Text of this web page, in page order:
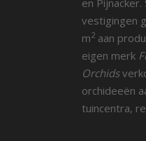
vestigingen
m2 aan
eigen merk
Orchids
orchideeën
tuincentra,